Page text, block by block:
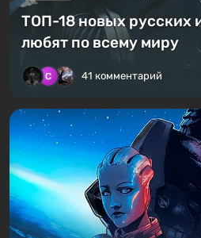
ТОП-18 новых русских
любят по всему миру
41 комментарий